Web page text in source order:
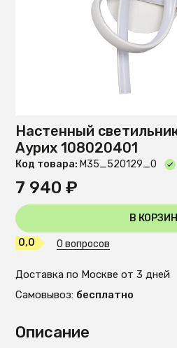
Описание
Настенный
Аурих 108020401
Код товара: М35_520129_0
7 940 ₽
В
0,0 0 вопросов
Доставка по Москве от 3 дней
Самовывоз: бесплатно